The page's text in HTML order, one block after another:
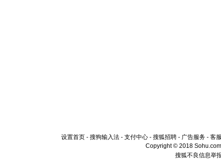
设置首页 - 搜狗输入法 - 支付中心 - 搜狐招聘 - 广告服务 - 客
Copyright © 2018
搜狐不良信息举